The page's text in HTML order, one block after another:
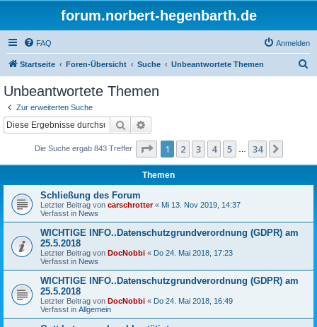
forum.norbert-hegenbarth.de
FAQ Anmelden
Startseite Foren-Übersicht Suche Unbeantwortete Themen
Unbeantwortete Themen
Zur erweiterten Suche
Suche
Die Suche ergab 843 Treffer Seite 1von 34
1 2 3 4 5 34
Themen
Schließung des Forum
Letzter Beitrag von carschrotter« Mi 13. Nov 2019, 14:37
Verfasst in News
WICHTIGE INFO..Datenschutzgrundverordnung (GDPR) am
25.5.2018
Letzter Beitrag von DocNobbi « Do 24. Mai 2018, 17:23
Verfasst in News
WICHTIGE INFO..Datenschutzgrundverordnung (GDPR) am
25.5.2018
Letzter Beitrag von DocNobbi « Do 24. Mai 2018, 16:49
Verfasst in Allgemein